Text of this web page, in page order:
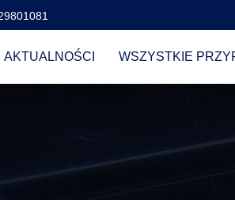
AKTUALNOŚCI WSZYSTKIE